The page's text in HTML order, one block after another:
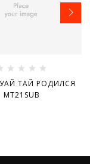
ТАЙ РОДИЛСЯ
MT21SUB